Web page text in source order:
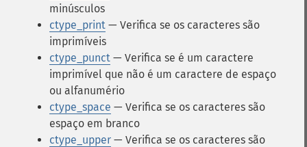
minúsculos
ctype_print — Verifica se os caracteres são
imprimíveis
ctype_punct — Verifica se é um caractere
imprimível que não é um caractere de espaço
ou alfanumério
ctype_space — Verifica se os caracteres são
espaço em branco
ctype_upper — Verifica se os caracteres são